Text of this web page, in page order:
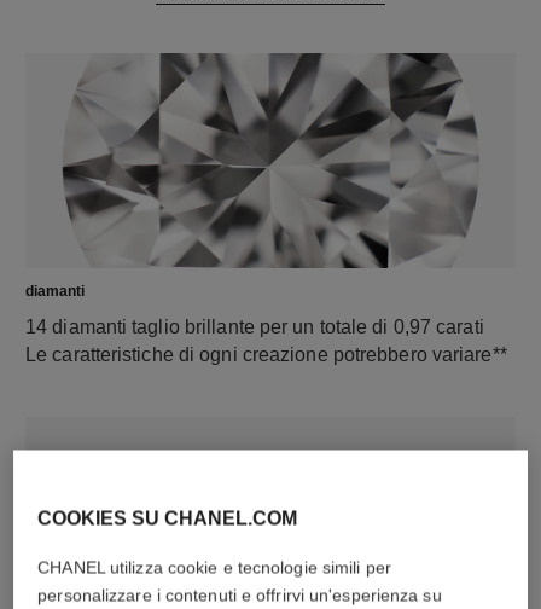
diamanti
14 diamanti taglio brillante per un totale di 0,97 carati
Le caratteristiche di ogni creazione potrebbero variare**
COOKIES SU CHANEL.COM
CHANEL utilizza cookie e tecnologie simili per
personalizzare i contenuti e offrirvi un'esperienza su